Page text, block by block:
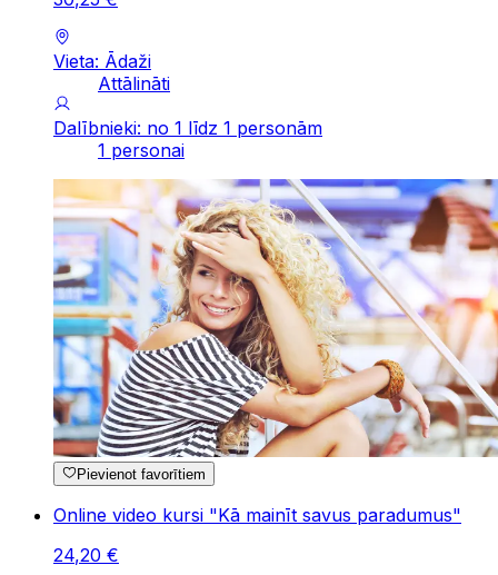
Vieta: Ādaži
Attālināti
Dalībnieki: no 1 līdz 1 personām
1 personai
Pievienot favorītiem
Online video kursi "Kā mainīt savus paradumus"
24,20 €